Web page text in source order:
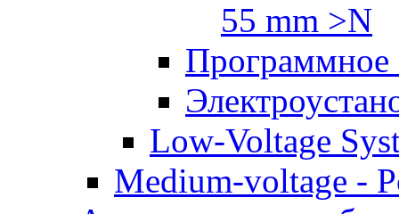
55 mm >N
Программное
Low-Voltage
Medium-voltage -